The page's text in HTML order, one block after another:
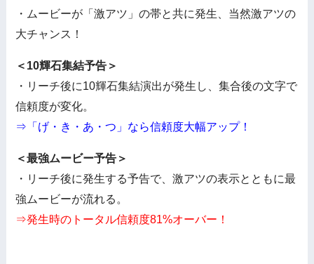
・ムービーが「激アツ」の帯と共に発生、当然激アツの
大チャンス！
＜10輝石集結予告＞
・リーチ後に10輝石集結演出が発生し、集合後の文字で
信頼度が変化。
⇒「げ・き・あ・つ」なら信頼度大幅アップ！
＜最強ムービー予告＞
・リーチ後に発生する予告で、激アツの表示とともに最
強ムービーが流れる。
⇒発生時のトータル信頼度81%オーバー！